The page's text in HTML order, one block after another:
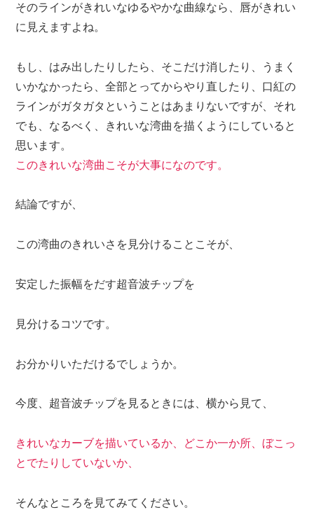
そのラインがきれいなゆるやかな曲線なら、唇がきれい
に見えますよね。
もし、はみ出したりしたら、そこだけ消したり、うまく
いかなかったら、全部とってからやり直したり、口紅の
ラインがガタガタということはあまりないですが、それ
でも、なるべく、きれいな湾曲を描くようにしていると
思います。
このきれいな湾曲こそが大事になのです。
結論ですが、
この湾曲のきれいさを見分けることこそが、
安定した振幅をだす超音波チップを
見分けるコツです。
お分かりいただけるでしょうか。
今度、超音波チップを見るときには、横から見て、
きれいなカーブを描いているか、どこか一か所、ぼこっ
とでたりしていないか、
そんなところを見てみてください。